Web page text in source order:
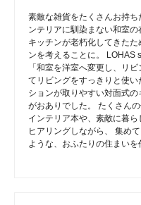
素敵な雑貨をたくさんお持
ンテリアに馴染まない和室
キッチンが老朽化してきた
ンを考えることに。 LOHAS
「和室を洋室へ変更し、リ
てリビングをすっきりと使
ションが取りやすい対面式
がおありでした。 たくさん
インテリア本や、素敵に暮
ヒアリングしながら、 集め
ような、おふたりの住まいを